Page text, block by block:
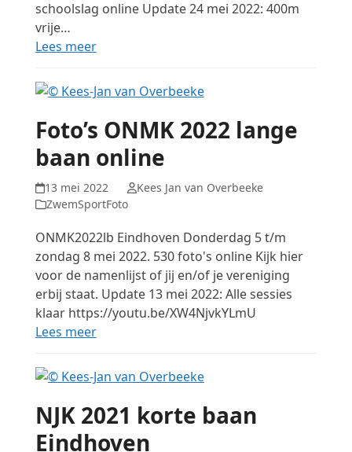
schoolslag online Update 24 mei 2022: 400m
vrije…
Lees meer
Foto’s ONMK 2022 lange
baan online
13 mei 2022
Kees Jan van Overbeeke
ZwemSportFoto
ONMK2022lb Eindhoven Donderdag 5 t/m
zondag 8 mei 2022. 530 foto's online Kijk hier
voor de namenlijst of jij en/of je vereniging
erbij staat. Update 13 mei 2022: Alle sessies
klaar https://youtu.be/XW4NjvkYLmU
Lees meer
NJK 2021 korte baan
Eindhoven